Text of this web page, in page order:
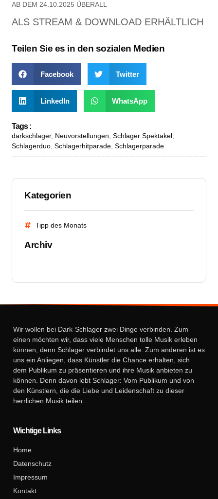
AB DEM 24.10.2025 ÜBERALL
ALS STREAM & DOWNLOAD ERHÄLTLICH
Teilen Sie es in den sozialen Medien
Facebook Twitter
LinkedIn WhatsApp
Tags :
darkschlager, Neuvorstellungen Schlager Spektakel
Schlagerduo Schlagerhitparade Schlagerparade
Kategorien
Tipp des Monats
Archiv
Wir wollen bei Dark-Schlager zwei Dinge verbinden. Zum
einen möchten wir, dass viele Menschen tolle Musik erleben
können, denn Schlager verbindet uns alle. Zum anderen ist es
uns ein Anliegen, dass Künstler die Chance erhalten, sich
dem Publikum zu präsentieren und ihre Musik anbieten zu
können. Denn davon lebt Schlager: Vom Publikum und von
den Künstlern, die die Liebe und Leidenschaft zu dieser
herrlichen Musik teilen.
Wichtige Links
Home
Datenschutz
Impressum
Kontakt